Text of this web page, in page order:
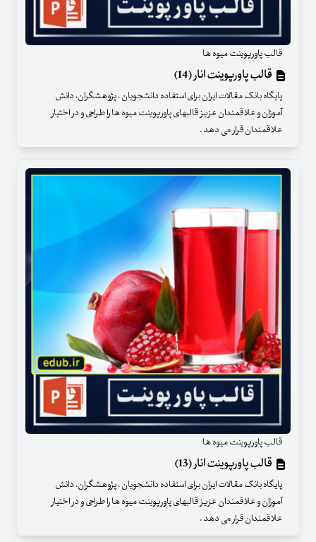
قالب پاورپوینت میوه ها
قالب پاورپوینت انار (14)
پایگاه بانک مقالات ایران برای استفاده دانشجویان ، پژوهشگران، دانش
آموزان و علاقمندان عزیز قالبهای پاورپوینت میوه ها را طراحی و در اختیار
علاقمندان قرار می دهد .
قالب پاورپوینت میوه ها
قالب پاورپوینت انار (13)
پایگاه بانک مقالات ایران برای استفاده دانشجویان ، پژوهشگران، دانش
آموزان و علاقمندان عزیز قالبهای پاورپوینت میوه ها را طراحی و در اختیار
علاقمندان قرار می دهد .